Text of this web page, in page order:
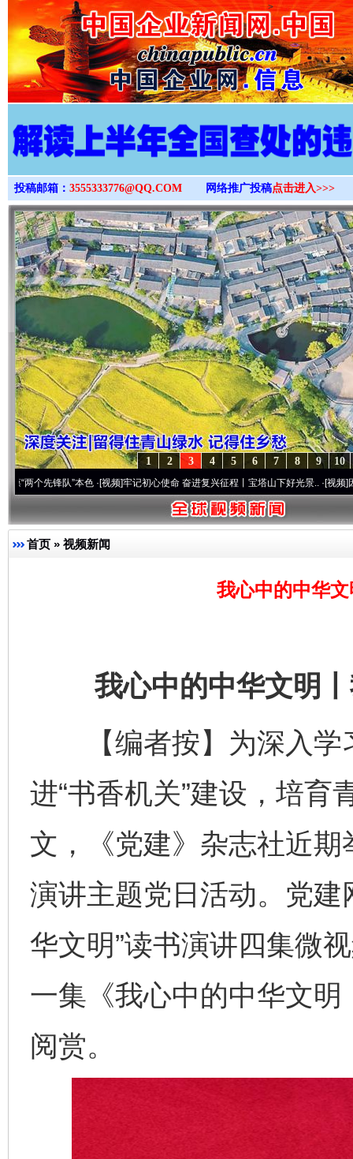
>
投稿邮箱： 3555333776@QQ.COM 网络推广投稿点击进入>>>
10
9
8
7
6
5
4
3
2
1
锋队”本色·[视频]牢记初心使命 奋进复兴征程丨宝塔山下好光景..·[视频]因党而生
首页 » 视频新闻
我心中的中华
我心中的中华文明丨
【编者按】为深入学
进“书香机关”建设，培育
文，《党建》杂志社近期
演讲主题党日活动。党建
华文明”读书演讲四集微
一集《我心中的中华文
阅赏。